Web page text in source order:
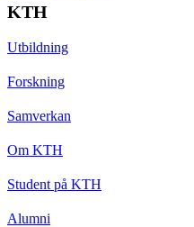
KTH
Utbildning
Forskning
Samverkan
Om KTH
Student på KTH
Alumni